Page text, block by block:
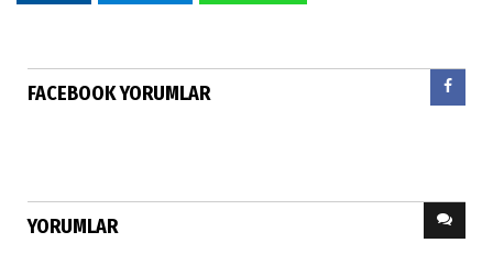
FACEBOOK YORUMLAR
YORUMLAR